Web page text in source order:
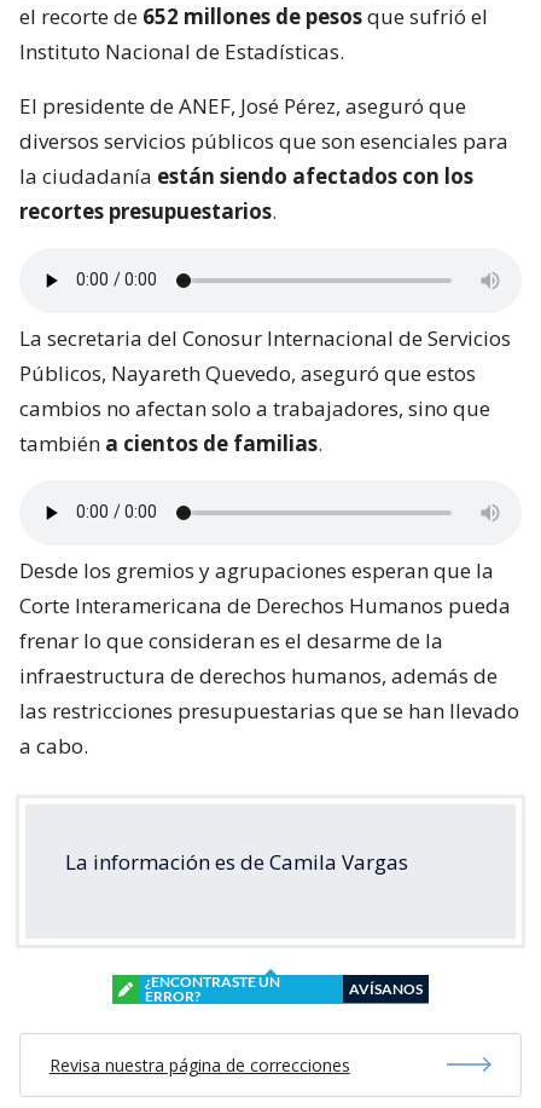
el recorte de 652 millones de pesosque sufrió el
Instituto Nacional de Estadísticas.
El presidente de ANEF, José Pérez, aseguró que
diversos servicios públicos que son esenciales para
la ciudadanía están siendo afectados con los
recortes presupuestarios.
La secretaria del Conosur Internacional de Servicios
Públicos, Nayareth Quevedo, aseguró que estos
cambios no afectan solo a trabajadores, sino que
también a cientos de familias.
Desde los gremios y agrupaciones esperan que la
Corte Interamericana de Derechos Humanos pueda
frenar lo que consideran es el desarme de la
infraestructura de derechos humanos, además de
las restricciones presupuestarias que se han llevado
a cabo.
La información es de Camila Vargas
¿ENCONTRASTE UN
ERROR?
AVÍSANOS
Revisa nuestra página de correcciones